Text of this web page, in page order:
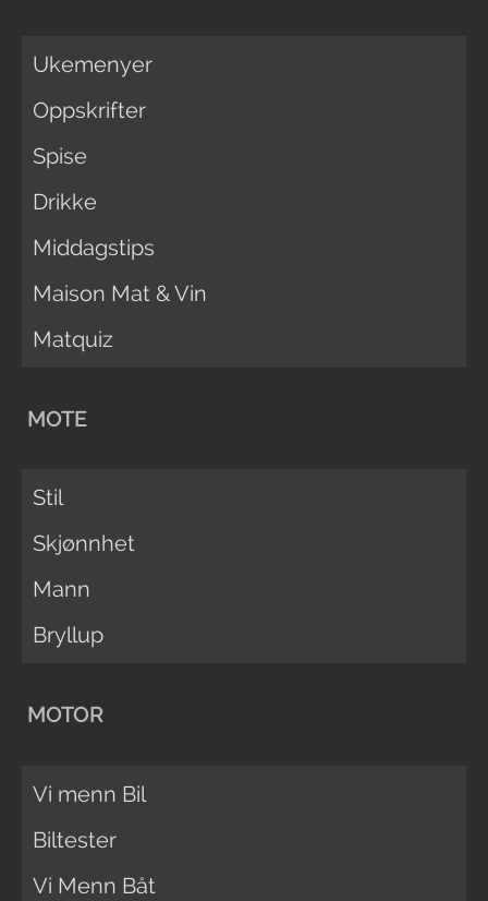
Ukemenyer
Oppskrifter
Spise
Drikke
Middagstips
Maison Mat & Vin
Matquiz
MOTE
Stil
Skjønnhet
Mann
Bryllup
MOTOR
Vi menn Bil
Biltester
Vi Menn Båt